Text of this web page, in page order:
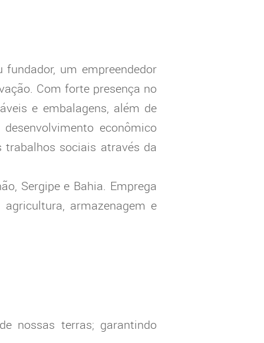
um empreendedor
Com forte presença no
e embalagens, além de
econômico
trabalhos sociais através da
Sergipe e Bahia. Emprega
armazenagem e
nossas terras; garantindo